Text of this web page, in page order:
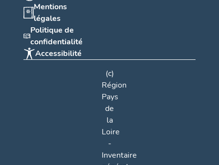
Mentions
légales
Politique de
confidentialité
Accessibilité
(c)
Région
Pays
de
la
Loire
-
Inventaire